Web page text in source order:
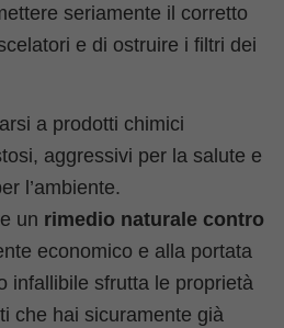
seriamente il corretto
e di ostruire i filtri dei
a prodotti chimici
aggressivi per la salute e
l’ambiente.
un rimedio naturale contro
economico e alla portata
infallibile sfrutta le proprietà
che hai sicuramente già